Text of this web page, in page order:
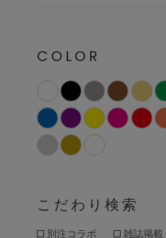
COLOR
こだわり検索
別注コラボ 雑誌掲載